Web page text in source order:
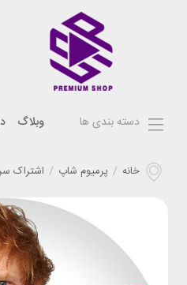
دسته بندی ها وبلاگ
خانه / پرمیوم شاپ / اشتراک